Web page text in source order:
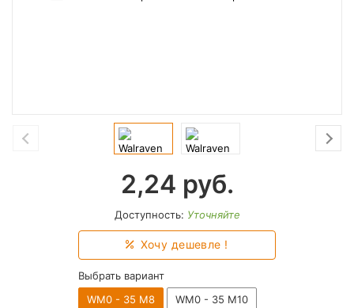
2,24 руб.
Доступность: Уточняйте
Хочу дешевле !
Выбрать вариант
WM0 - 35 М8
WM0 - 35 М10